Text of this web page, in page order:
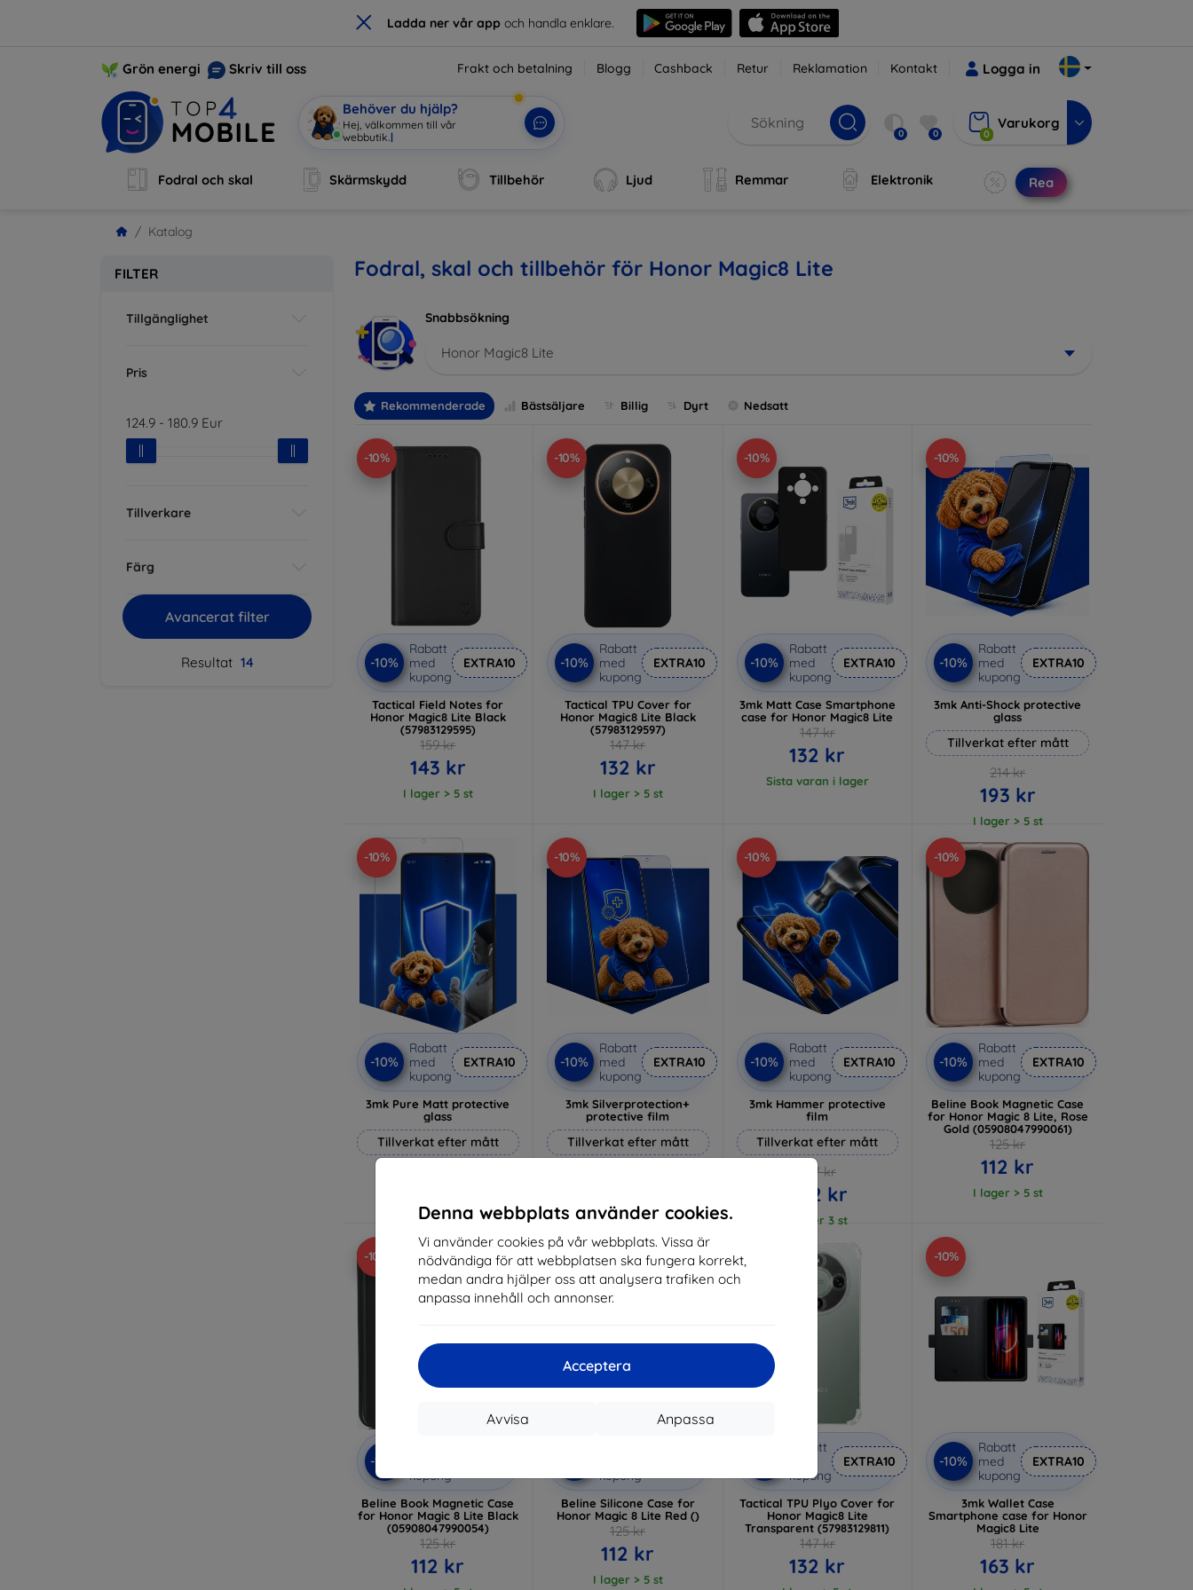
× Ladda ner vår app och handla enklare.
Denna webbplats använder cookies.
Vi använder cookies på vår webbplats. Vissa är
nödvändiga för att webbplatsen ska fungera korrekt,
medan andra hjälper oss att analysera trafiken och
anpassa innehåll och annonser.
Acceptera
Anpassa
Avvisa
Grön energi Skriv till oss Frakt och betalning Blogg Cashback Retur Reklamation Kontakt Logga in
Behöver du hjälp?
Hej, välkom| 0 0 0
Varukorg
Fodral och skal Skärmskydd Tillbehör Ljud Remmar Elektronik Rea
Katalog
FILTER
Tillgänglighet
Pris
124.9 - 180.9 Eur
Tillverkare
Färg
Avancerat filter
Resultat 14
Fodral, skal och tillbehör för Honor Magic8 Lite
Snabbsökning
Honor Magic8 Lite
Rekommenderade Bästsäljare Billig Dyrt Nedsatt
-10%
-10%
Rabatt
med
kupong
EXTRA10
Tactical Field Notes for
Honor Magic8 Lite Black
(57983129595)
159 kr
143 kr
I lager > 5 st
-10%
-10%
Rabatt
med
kupong
EXTRA10
Tactical TPU Cover for
Honor Magic8 Lite Black
(57983129597)
147 kr
132 kr
I lager > 5 st
-10%
-10%
Rabatt
med
kupong
EXTRA10
3mk Matt Case Smartphone
case for Honor Magic8 Lite
147 kr
132 kr
Sista varan i lager
-10%
-10%
Rabatt
med
kupong
EXTRA10
3mk Anti-Shock protective
glass
Tillverkat efter mått
214 kr
193 kr
I lager > 5 st
-10%
-10%
Rabatt
med
kupong
EXTRA10
3mk Pure Matt protective
glass
Tillverkat efter mått
I lager > 5 st
-10%
-10%
Rabatt
med
kupong
EXTRA10
3mk Silverprotection+
protective film
Tillverkat efter mått
I lager > 5 st
-10%
-10%
Rabatt
med
kupong
EXTRA10
3mk Hammer protective
film
Tillverkat efter mått
247 kr
222 kr
I lager 3 st
-10%
-10%
Rabatt
med
kupong
EXTRA10
Beline Book Magnetic Case
for Honor Magic 8 Lite, Rose
Gold (05908047990061)
125 kr
112 kr
I lager > 5 st
-10%
-10%
kupong
Beline Book Magnetic Case
for Honor Magic 8 Lite Black
(05908047990054)
125 kr
112 kr
-10%
kupong
Beline Silicone Case for
Honor Magic 8 Lite Red ()
125 kr
112 kr
I lager > 5 st
-10%
Rabatt
kupong
EXTRA10
Tactical TPU Plyo Cover for
Honor Magic8 Lite
Transparent (57983129811)
147 kr
132 kr
-10%
-10%
Rabatt
med
kupong
EXTRA10
3mk Wallet Case
Smartphone case for Honor
Magic8 Lite
181 kr
163 kr